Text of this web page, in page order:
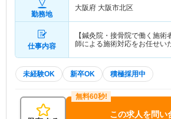
勤務地
大阪府 大阪市北区
仕事内容
【鍼灸院・接骨院で働く施
師による施術対応をお任せい
未経験OK 新卒OK 積極採用中
この求人を問い